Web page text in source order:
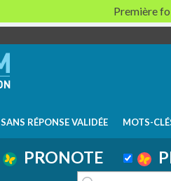
SANS RÉPONSE VALIDÉE MOTS-
PRONOTE
Première